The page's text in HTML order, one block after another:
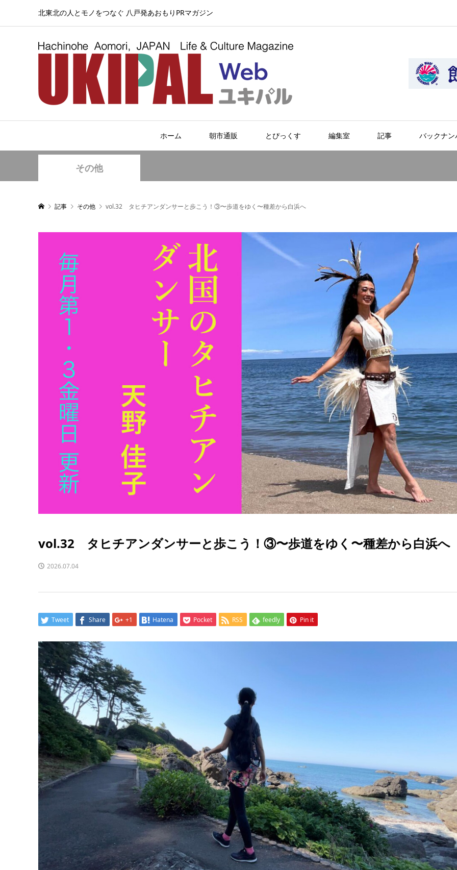
北東北の人とモノをつなぐ 八戸発あおもりPRマガジン
ホーム 朝市通販 とぴっくす 編集室 記事 バックナン
その他
記事 その他 vol.32 タヒチアンダンサーと歩こう！③〜歩道をゆく〜種差から白浜へ
vol.32 タヒチアンダンサーと歩こう！③〜歩道をゆく〜種差から白浜へ
2026.07.04
Tweet Share +1 Hatena Pocket RSS feedly Pin it